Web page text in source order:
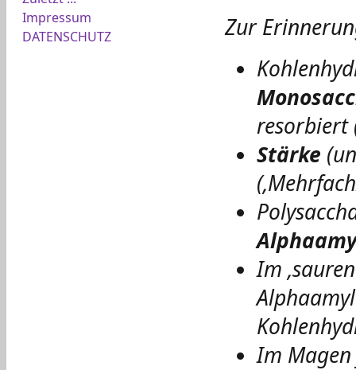
Impressum
DATENSCHUTZ
Zur
resorbiert
Stärke
Im
Im